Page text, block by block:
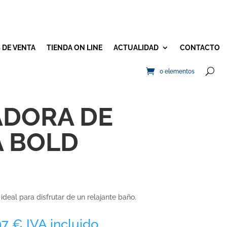
VENTA TIENDA ON LINE ACTUALIDAD CONTACTO
0 elementos
DE
BOLD
para disfrutar de un relajante baño.
€Rango
IVA incluido